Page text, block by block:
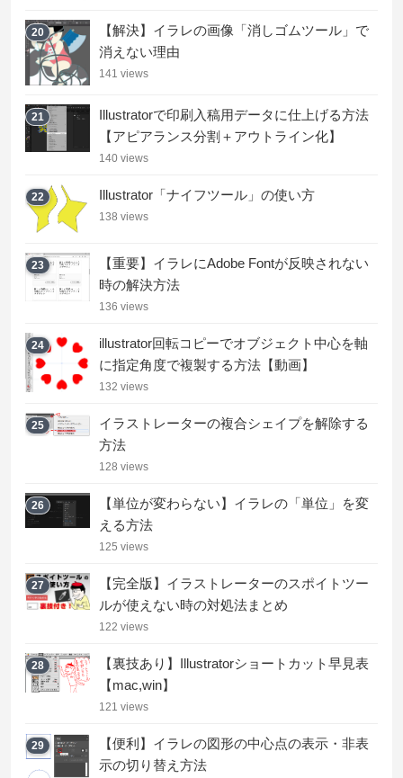
20
【解決】イラレの画像「消しゴムツール」で
消えない理由
141 views
21
Illustratorで印刷入稿用データに仕上げる方法
【アピアランス分割＋アウトライン化】
140 views
22 Illustrator「ナイフツール」の使い方
138 views
23
【重要】イラレにAdobe Fontが反映されない
時の解決方法
136 views
24
illustrator回転コピーでオブジェクト中心を軸
に指定角度で複製する方法【動画】
132 views
25
イラストレーターの複合シェイプを解除する
方法
128 views
26
【単位が変わらない】イラレの「単位」を変
える方法
125 views
27
【完全版】イラストレーターのスポイトツー
ルが使えない時の対処法まとめ
122 views
28
【裏技あり】Illustratorショートカット早見表
【mac,win】
121 views
29
【便利】イラレの図形の中心点の表示・非表
示の切り替え方法